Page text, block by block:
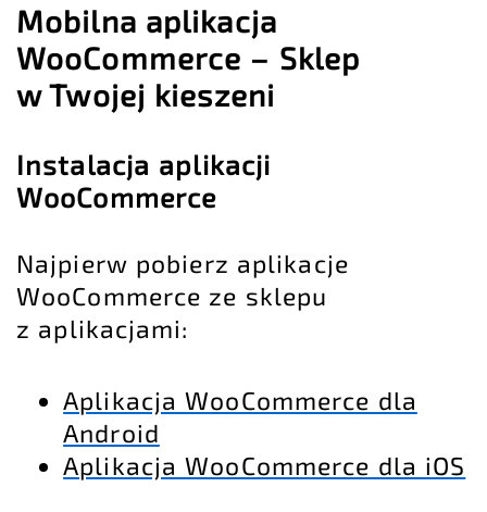
Mobilna aplikacja
WooCommerce – Sklep
w Twojej kieszeni
Instalacja aplikacji
WooCommerce
Najpierw pobierz aplikacje
WooCommerce ze sklepu
z aplikacjami:
Aplikacja WooCommerce dla
Android
Aplikacja WooCommerce dla iOS